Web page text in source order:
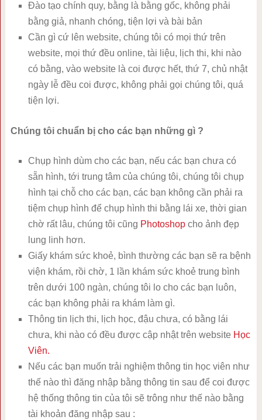
Đào tạo chính quy, bằng là bằng gốc, không phải
bằng giả, nhanh chóng, tiện lợi và bài bản
Cần gì cứ lên website, chúng tôi có mọi thứ trên
website, mọi thứ đều online, tài liệu, lịch thi, khi nào
có bằng, vào website là coi được hết, thứ 7, chủ nhật
ngày lễ đều coi được, không phải gọi chúng tôi, quá
tiện lợi.
Chúng tôi chuẩn bị cho các bạn những gì ?
Chụp hình dùm cho các bạn, nếu các bạn chưa có
sẵn hình, tới trung tâm của chúng tôi, chúng tôi chụp
hình tại chỗ cho các bạn, các bạn không cần phải ra
tiệm chụp hình để chụp hình thi bằng lái xe, thời gian
chờ rất lâu, chúng tôi cũng Photoshopcho ảnh đẹp
lung linh hơn.
Giấy khám sức khoẻ, bình thường các bạn sẽ ra bệnh
viện khám, rồi chờ, 1 lần khám sức khoẻ trung bình
trên dưới 100 ngàn, chúng tôi lo cho các bạn luôn,
các bạn không phải ra khám làm gì.
Thông tin lịch thi, lịch học, đậu chưa, có bằng lái
chưa, khi nào có đều được cập nhật trên website Học
Viên.
Nếu các bạn muốn trải nghiệm thông tin học viên như
thế nào thì đăng nhập bằng thông tin sau để coi được
hệ thống thông tin của tôi sẽ trông như thế nào bằng
tài khoản đăng nhập sau :